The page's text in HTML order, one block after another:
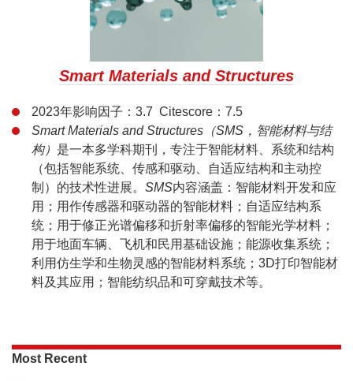
Smart Materials and Structures
2023年影响因子：3.7 Citescore：7.5
Smart Materials and Structures（SMS，智能材料与结
构） 是一本多学科期刊，专注于智能材料、系统和结构
（包括智能系统、传感和驱动、自适应结构和主动控
制）的技术性进展。 SMS内容涵盖：智能材料开发和应
用；用作传感器和驱动器的智能材料；自适应结构系
统；用于修正光谱偏移和折射率偏移的智能光学材料；
用于地面车辆、飞机和民用基础设施；能源收集系统；
利用仿生学和生物灵感的智能材料系统；3D打印智能材
料及其应用；智能纺织品和可穿戴技术等。
Most Recent